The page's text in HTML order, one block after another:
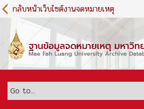
S
k
m
กลับหน้าเว็บไซต์งานจดหมายเหตุ